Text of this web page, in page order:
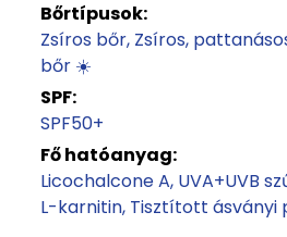
Bőrtípusok:
Zsíros bőr Zsíros,
bőr ☀️
SPF:
SPF50+
Fő hatóanyag:
Licochalcone A UVA+UVB
L-karnitin Tisztított ásványi